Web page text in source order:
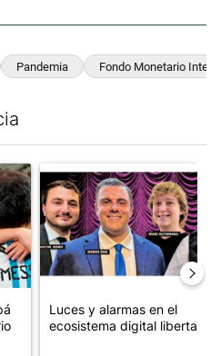
Pandemia Fondo Monetario
el título "Murió Jorge Messi, el
Un artículo de tendencia con
Luces y alarmas en el
ecosistema digital libertario